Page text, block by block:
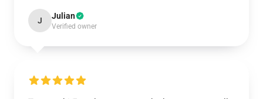
J Julian
Verified owner